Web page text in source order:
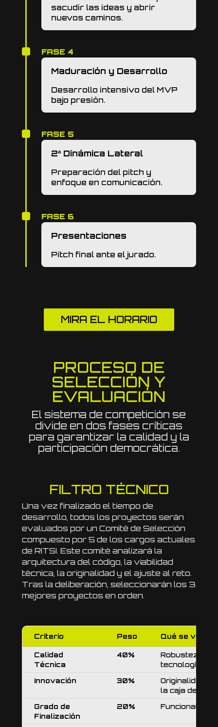
sacudir las ideas y abrir
nuevos caminos.
FASE 4
Maduración y Desarrollo
Desarrollo intensivo del MVP
bajo presión.
FASE 5
2ª Dinámica Lateral
Preparación del pitch y
enfoque en comunicación.
FASE 6
Presentaciones
Pitch final ante el jurado.
MIRA EL HORARIO
PROCESO DE
SELECCIÓN Y
EVALUACIÓN
El sistema de competición se
divide en dos fases críticas
para garantizar la calidad y la
participación democrática.
FILTRO TÉCNICO
Una vez finalizado el tiempo de
desarrollo, todos los proyectos serán
evaluados por un Comité de Selección
compuesto por 5 de los cargos actuales
de RITSI. Este comité analizará la
arquitectura del código, la viabilidad
técnica, la originalidad y el ajuste al reto.
Tras la deliberación, seleccionarán los 3
mejores proyectos en orden.
Criterio Peso Qué se valora
Calidad
Técnica
40%
Robustez,
tecnologías.
Innovación
30%
Originalidad
la caja de
Grado de
Finalización
20% Funcionalidad